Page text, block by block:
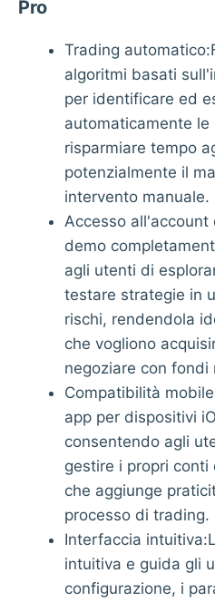
Pro
Trading
algoritmi basati
per identificare ed
automaticamente
risparmiare tempo
potenzialmente il
intervento manuale.
Accesso
demo
agli utenti di
testare strategie in
rischi, rendendola
che vogliono
negoziare con fondi
Compatibilità
app per dispositivi
consentendo agli
gestire i propri conti
che aggiunge
processo di trading.
Interfaccia
intuitiva e guida gli
configurazione, i